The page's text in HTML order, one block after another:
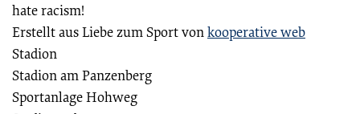
hate racism!
Erstellt aus Liebe zum Sport von
kooperative web
Stadion
Stadion am Panzenberg
Sportanlage Hohweg